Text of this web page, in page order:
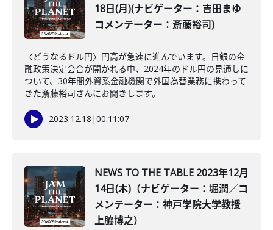
18日(月)(ナビゲーター：吉田まゆ
コメンテーター：斎藤裕司)
〈どうなるドル円〉円高が急速に進んでいます。日銀の金
融政策決定会合が開かれる中、2024年のドル円の見通しに
ついて、30年間外資系金融機関で外国為替業務に携わって
きた斎藤裕司さんにお聞きします。
2023.12.18 |00:11:07
NEWS TO THE TABLE 2023年12月
14日(木)（ナビゲーター：堀潤／コ
メンテーター：神戸学院大学教授
上脇博之）